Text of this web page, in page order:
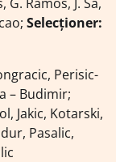
Selecționer:
Perisic-
– Budimir;
Jakic, Kotarski,
Pasalic,